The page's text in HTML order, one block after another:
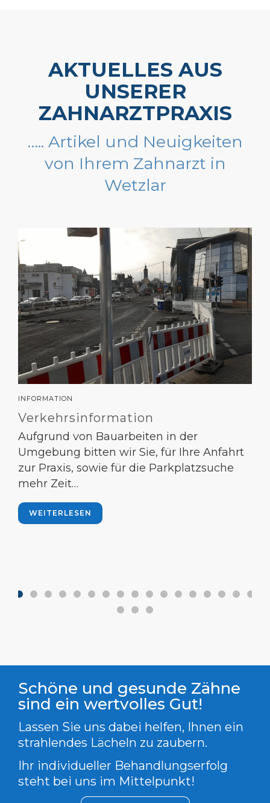
AKTUELLES AUS
UNSERER
ZAHNARZTPRAXIS
….. Artikel und Neuigkeiten
von Ihrem Zahnarzt in
Wetzlar
INFORMATION
Verkehrsinformation
Aufgrund von Bauarbeiten in der
Umgebung bitten wir Sie, für Ihre Anfahrt
zur Praxis, sowie für die Parkplatzsuche
mehr Zeit…
WEITERLESEN
Schöne und gesunde Zähne
sind ein wertvolles Gut!
Lassen Sie uns dabei helfen, Ihnen ein
strahlendes Lächeln zu zaubern.
Ihr individueller Behandlungserfolg
steht bei uns im Mittelpunkt!